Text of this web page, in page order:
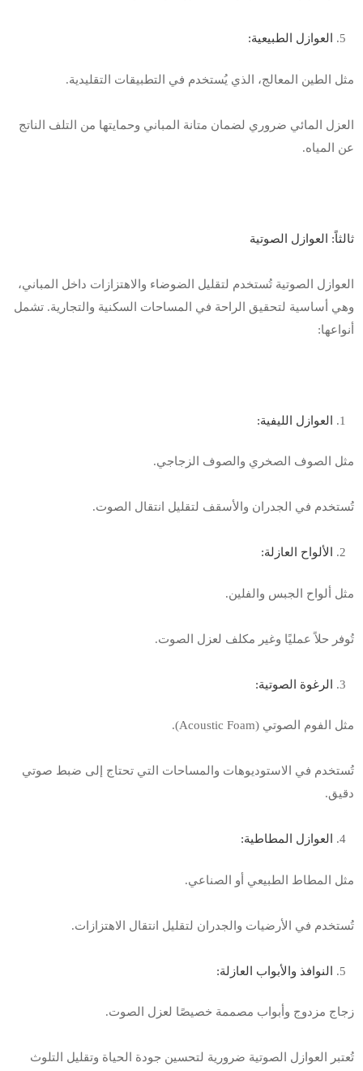
العوازل الطبيعية:
مثل الطين المعالج، الذي يُستخدم في التطبيقات التقليدية.
العزل المائي ضروري لضمان متانة المباني وحمايتها من التلف الناتج
عن المياه.
ثالثاً: العوازل الصوتية
العوازل الصوتية تُستخدم لتقليل الضوضاء والاهتزازات داخل المباني،
وهي أساسية لتحقيق الراحة في المساحات السكنية والتجارية. تشمل
أنواعها:
العوازل الليفية:
مثل الصوف الصخري والصوف الزجاجي.
تُستخدم في الجدران والأسقف لتقليل انتقال الصوت.
الألواح العازلة:
مثل ألواح الجبس والفلين.
تُوفر حلاً عمليًا وغير مكلف لعزل الصوت.
الرغوة الصوتية:
مثل الفوم الصوتي (Acoustic Foam).
تُستخدم في الاستوديوهات والمساحات التي تحتاج إلى ضبط صوتي
دقيق.
العوازل المطاطية:
مثل المطاط الطبيعي أو الصناعي.
تُستخدم في الأرضيات والجدران لتقليل انتقال الاهتزازات.
النوافذ والأبواب العازلة:
زجاج مزدوج وأبواب مصممة خصيصًا لعزل الصوت.
تُعتبر العوازل الصوتية ضرورية لتحسين جودة الحياة وتقليل التلوث